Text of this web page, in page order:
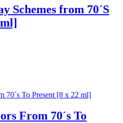
Schemes from 70´S
From 70´s To